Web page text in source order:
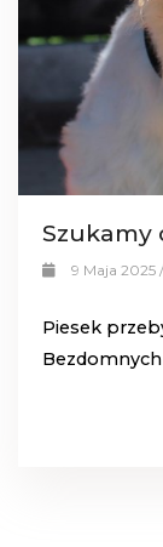
Szukamy
9 Maja 2025
Piesek